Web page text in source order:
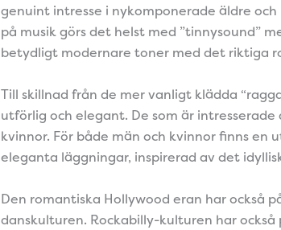
genuint intresse i nykomponerade äldre
på musik görs det helst med ”tinnysound”
betydligt modernare toner med det riktiga
Till skillnad från de mer vanligt klädda
utförlig och elegant. De som är
kvinnor. För både män och kvinnor finns
eleganta läggningar, inspirerad av det
Den romantiska Hollywood eran har också
danskulturen. Rockabilly-kulturen har